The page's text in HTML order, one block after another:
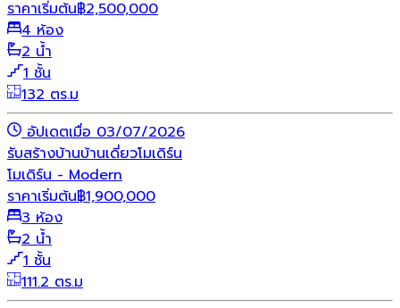
ราคาเริ่มต้น฿2,500,000
4 ห้อง
2 น้ำ
1 ชั้น
132 ตร.ม
อัปเดตเมื่อ 03/07/2026
รับสร้างบ้านบ้านเดี่ยวโมเดิร์น
โมเดิร์น - Modern
ราคาเริ่มต้น฿1,900,000
3 ห้อง
2 น้ำ
1 ชั้น
111.2 ตร.ม